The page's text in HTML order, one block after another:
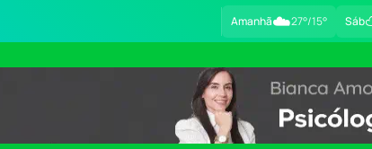
Amanhã☁️27°/15° Sáb